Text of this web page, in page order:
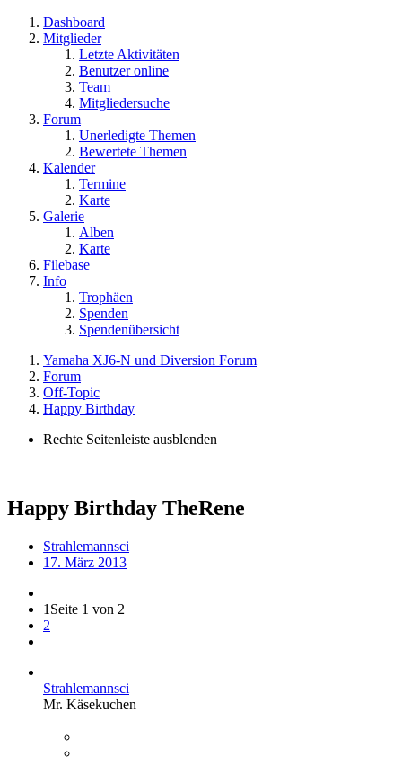
Dashboard
Mitglieder
Letzte Aktivitäten
Benutzer online
Team
Mitgliedersuche
Forum
Unerledigte Themen
Bewertete Themen
Kalender
Termine
Karte
Galerie
Alben
Karte
Filebase
Info
Trophäen
Spenden
Spendenübersicht
Yamaha XJ6-N und Diversion Forum
Forum
Off-Topic
Happy Birthday
Rechte Seitenleiste ausblenden
Happy Birthday TheRene
Strahlemannsci
17. März 2013
1 Seite 1 von 2
2
Strahlemannsci
Mr. Käsekuchen